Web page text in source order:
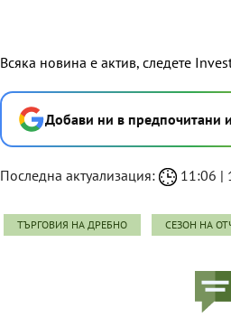
Всяка новина е актив, следете
Добави ни в предпочитани
Последна актуализация: 11:06 |
ТЪРГОВИЯ НА ДРЕБНО СЕЗОН НА